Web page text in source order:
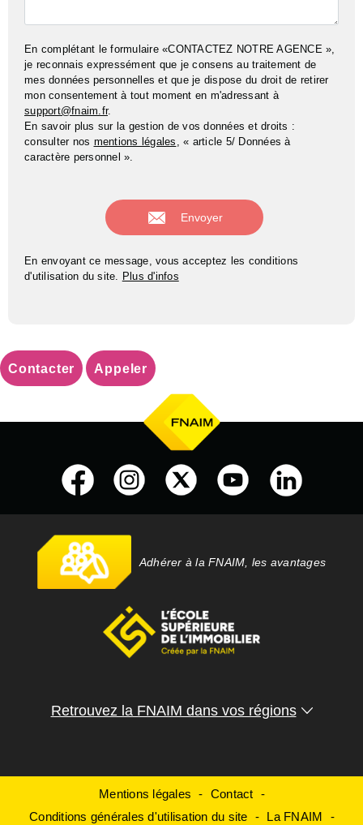
En complétant le formulaire «CONTACTEZ NOTRE AGENCE »,
je reconnais expressément que je consens au traitement de
mes données personnelles et que je dispose du droit de retirer
mon consentement à tout moment en m'adressant à
support@fnaim.fr.
En savoir plus sur la gestion de vos données et droits :
consulter nos mentions légales , « article 5/ Données à
caractère personnel ».
En envoyant ce message, vous acceptez les conditions
d'utilisation du site. Plus d'infos
Contacter Appeler
Adhérer à la FNAIM, les avantages
Retrouvez la FNAIM dans vos régions
Mentions légales
Contact
Conditions générales d'utilisation du site
La FNAIM